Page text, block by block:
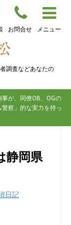
メニュー
お問合せ
調査などあなたの
が、同僚OB、OGの
察」的な実力を持っ
静岡県
日記